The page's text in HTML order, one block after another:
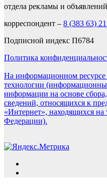
отдела рекламы и объявлений
корреспондент – 8 (383 63)
Подписной индекс П6784
Политика
На информационном
технологии
информации на основе
сведений, относящихся к
«Интернет», находящихся на
Федерации).